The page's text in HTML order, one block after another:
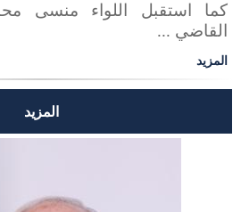
كما استقبل اللواء منسى
القاضي ...
المزيد
المزيد